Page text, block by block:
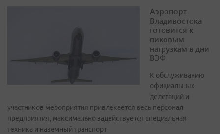
Аэропорт
Владивостока
готовится к
пиковым
нагрузкам в дни
ВЭФ
К обслуживанию
официальных
делегаций и
участников мероприятия привлекается весь персонал
предприятия, максимально задействуется специальная
техника и наземный транспорт